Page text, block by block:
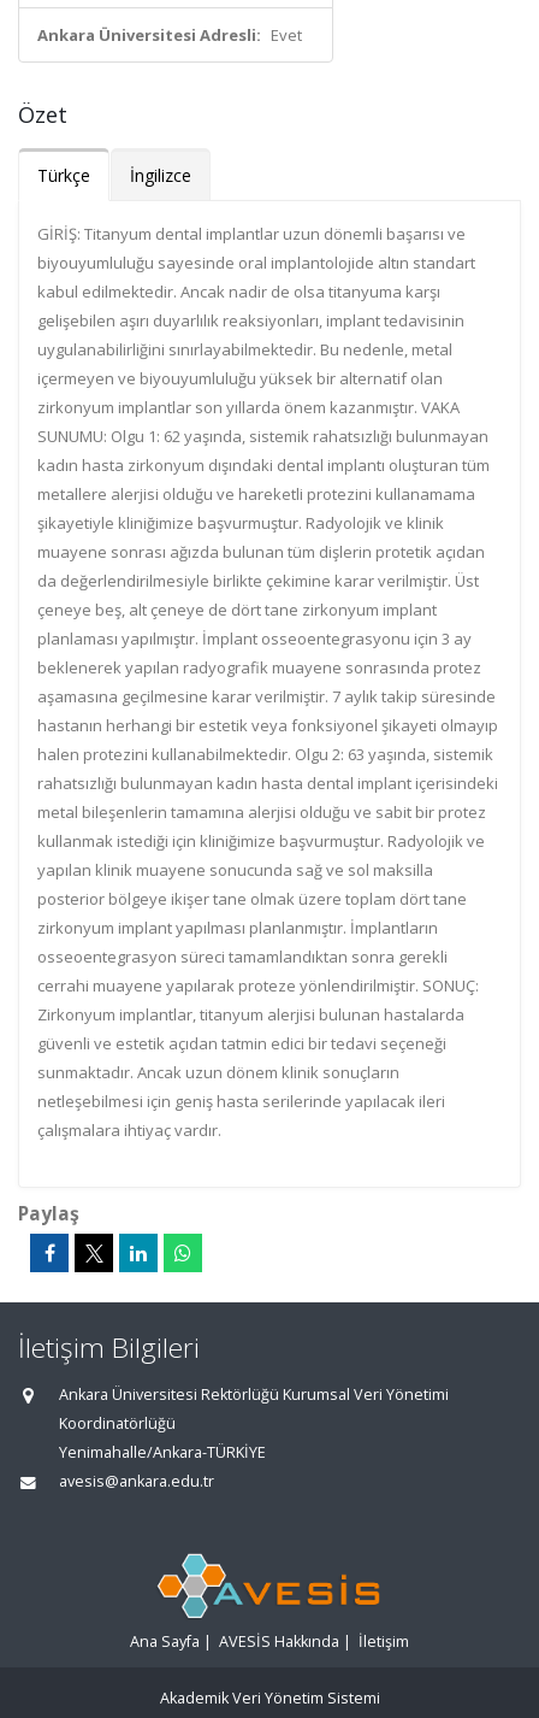
Ankara Üniversitesi Adresli: Evet
Özet
Türkçe İngilizce
GİRİŞ: Titanyum dental implantlar uzun dönemli başarısı ve
biyouyumluluğu sayesinde oral implantolojide altın standart
kabul edilmektedir. Ancak nadir de olsa titanyuma karşı
gelişebilen aşırı duyarlılık reaksiyonları, implant tedavisinin
uygulanabilirliğini sınırlayabilmektedir. Bu nedenle, metal
içermeyen ve biyouyumluluğu yüksek bir alternatif olan
zirkonyum implantlar son yıllarda önem kazanmıştır. VAKA
SUNUMU: Olgu 1: 62 yaşında, sistemik rahatsızlığı bulunmayan
kadın hasta zirkonyum dışındaki dental implantı oluşturan tüm
metallere alerjisi olduğu ve hareketli protezini kullanamama
şikayetiyle kliniğimize başvurmuştur. Radyolojik ve klinik
muayene sonrası ağızda bulunan tüm dişlerin protetik açıdan
da değerlendirilmesiyle birlikte çekimine karar verilmiştir. Üst
çeneye beş, alt çeneye de dört tane zirkonyum implant
planlaması yapılmıştır. İmplant osseoentegrasyonu için 3 ay
beklenerek yapılan radyografik muayene sonrasında protez
aşamasına geçilmesine karar verilmiştir. 7 aylık takip süresinde
hastanın herhangi bir estetik veya fonksiyonel şikayeti olmayıp
halen protezini kullanabilmektedir. Olgu 2: 63 yaşında, sistemik
rahatsızlığı bulunmayan kadın hasta dental implant içerisindeki
metal bileşenlerin tamamına alerjisi olduğu ve sabit bir protez
kullanmak istediği için kliniğimize başvurmuştur. Radyolojik ve
yapılan klinik muayene sonucunda sağ ve sol maksilla
posterior bölgeye ikişer tane olmak üzere toplam dört tane
zirkonyum implant yapılması planlanmıştır. İmplantların
osseoentegrasyon süreci tamamlandıktan sonra gerekli
cerrahi muayene yapılarak proteze yönlendirilmiştir. SONUÇ:
Zirkonyum implantlar, titanyum alerjisi bulunan hastalarda
güvenli ve estetik açıdan tatmin edici bir tedavi seçeneği
sunmaktadır. Ancak uzun dönem klinik sonuçların
netleşebilmesi için geniş hasta serilerinde yapılacak ileri
çalışmalara ihtiyaç vardır.
Paylaş
İletişim Bilgileri
Ankara Üniversitesi Rektörlüğü Kurumsal Veri Yönetimi
Koordinatörlüğü
Yenimahalle/Ankara-TÜRKİYE
avesis@ankara.edu.tr
Ana Sayfa | AVESİS Hakkında | İletişim
Akademik Veri Yönetim Sistemi